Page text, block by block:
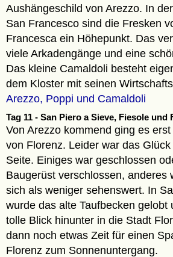
Aushängeschild von Arezzo. In
San Francesco sind die Fresken
Francesca ein Höhepunkt. Das
viele Arkadengänge und eine
Das kleine Camaldoli besteht
dem Kloster mit seinen
Arezzo, Poppi und Camaldoli
Tag 11 - San Piero a Sieve, Fiesole und
Von Arezzo kommend ging es
von Florenz. Leider war das
Seite. Einiges war geschlossen
Baugerüst verschlossen, anderes
sich als weniger sehenswert. In
wurde das alte Taufbecken gelobt
tolle Blick hinunter in die Stadt
dann noch etwas Zeit für einen
Florenz zum Sonnenuntergang.